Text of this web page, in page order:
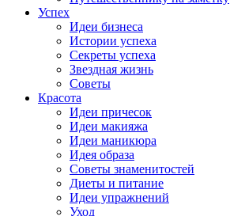
Успех
Идеи бизнеса
Истории успеха
Секреты успеха
Звездная жизнь
Советы
Красота
Идеи причесок
Идеи макияжа
Идеи маникюра
Идея образа
Советы знаменитостей
Диеты и питание
Идеи упражнений
Уход